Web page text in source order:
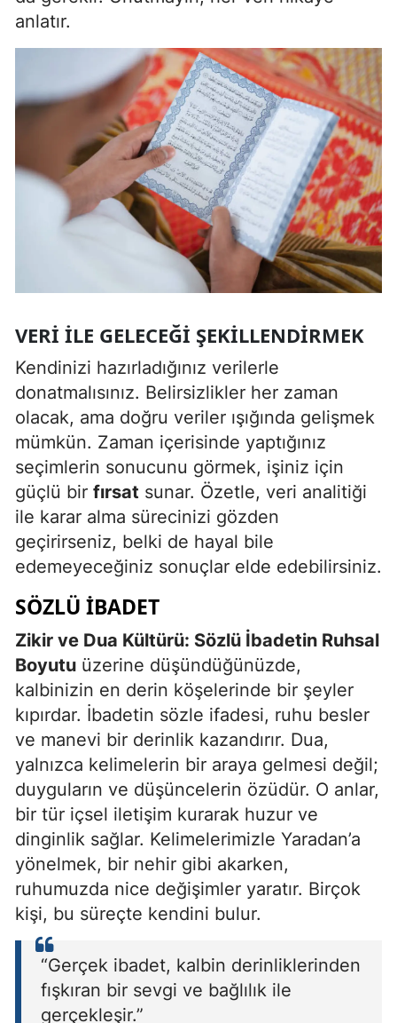
anlatır.
VERI ILE GELECEĞI ŞEKILLENDIRMEK
Kendinizi hazırladığınız verilerle
donatmalısınız. Belirsizlikler her zaman
olacak, ama doğru veriler ışığında gelişmek
mümkün. Zaman içerisinde yaptığınız
seçimlerin sonucunu görmek, işiniz için
güçlü bir fırsat sunar. Özetle, veri analitiği
ile karar alma sürecinizi gözden
geçirirseniz, belki de hayal bile
edemeyeceğiniz sonuçlar elde edebilirsiniz.
SÖZLÜ IBADET
Zikir ve Dua Kültürü: Sözlü İbadetin Ruhsal
Boyutu üzerine düşündüğünüzde,
kalbinizin en derin köşelerinde bir şeyler
kıpırdar. İbadetin sözle ifadesi, ruhu besler
ve manevi bir derinlik kazandırır. Dua,
yalnızca kelimelerin bir araya gelmesi değil;
duyguların ve düşüncelerin özüdür. O anlar,
bir tür içsel iletişim kurarak huzur ve
dinginlik sağlar. Kelimelerimizle Yaradan’a
yönelmek, bir nehir gibi akarken,
ruhumuzda nice değişimler yaratır. Birçok
kişi, bu süreçte kendini bulur.
“Gerçek ibadet, kalbin derinliklerinden
fışkıran bir sevgi ve bağlılık ile
gerçekleşir.”